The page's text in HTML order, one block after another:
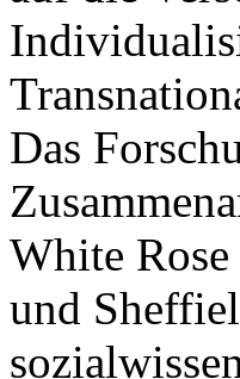
Das
White
und